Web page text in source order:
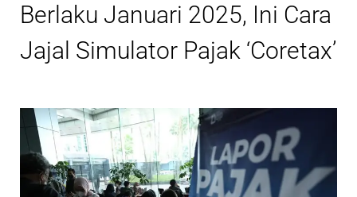
Berlaku Januari 2025, Ini Cara
Jajal Simulator Pajak ‘Coretax’